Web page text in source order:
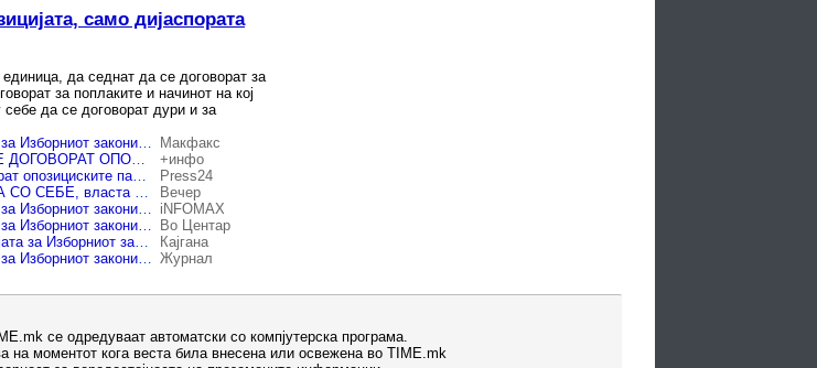
само дијаспората
да седнат да се договорат за
за поплаките и начинот на кој
да се договорат дури и за
Стојаноски: Сè што ќе договори опозицијата за Изборниот законик ќе прифатиме, сè додека дијаспората може да гласа
Макфакс
ВМРО-ДПМНЕ ЌЕ ПРИФАТИ СЀ ШТО ЌЕ СЕ ДОГОВОРАТ ОПОЗИЦИСКИТЕ ПАРТИИ ЗА ИЗБОРНИОТ ЗАКОНИК Единствен услов е дијаспората да може да гласа
+инфо
Стојаноски: Ќе прифатиме се што ќе договорат опозициските партии, ако биде прифатен нашиот став – дијаспората да може да гласа
Press24
ОПОЗИЦИЈАТА НЕКА СЕ ДОГОВОРИ САМА СО СЕБЕ, власта ќе прифати, но дијаспората мора да гласа
Вечер
Стојаноски: Сè што ќе договори опозицијата за Изборниот законик ќе прифатиме, сè додека дијаспората може да гласа iNFOMAX
Стојаноски: Сè што ќе договори опозицијата за Изборниот законик ќе прифатиме, сè додека дијаспората може да гласа
Во Центар
ВМРО-ДПМНЕ: Сè што ќе договори опозицијата за Изборниот законик ќе прифатиме, сè додека дијаспората може да гласа
Кајгана
Стојаноски: Сè што ќе договори опозицијата за Изборниот законик ќе прифатиме, сè додека дијаспората може да гласа Журнал
се одредуваат автоматски со компјутерска програма.
на моментот кога веста била внесена или освежена во TIME.mk